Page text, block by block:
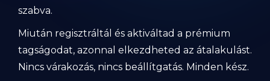
szabva.
Miután regisztráltál és aktiváltad a prémium
tagságodat, azonnal elkezdheted az átalakulást.
Nincs várakozás, nincs beállítgatás. Minden kész.